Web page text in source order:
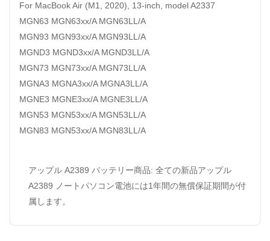
For MacBook Air (M1, 2020), 13-inch, model A2337
MGN63 MGN63xx/A MGN63LL/A
MGN93 MGN93xx/A MGN93LL/A
MGND3 MGND3xx/A MGND3LL/A
MGN73 MGN73xx/A MGN73LL/A
MGNA3 MGNA3xx/A MGNA3LL/A
MGNE3 MGNE3xx/A MGNE3LL/A
MGN53 MGN53xx/A MGN53LL/A
MGN83 MGN53xx/A MGN83LL/A
アップル A2389 バッテリー商品: 全ての新品アップル
A2389 ノートパソコン電池には1年間の無償保証期間が付
属します。